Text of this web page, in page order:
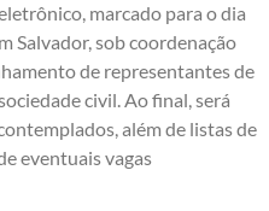
marcado para o dia
Salvador, sob coordenação
de representantes de
civil. Ao final, será
além de listas de
eventuais vagas